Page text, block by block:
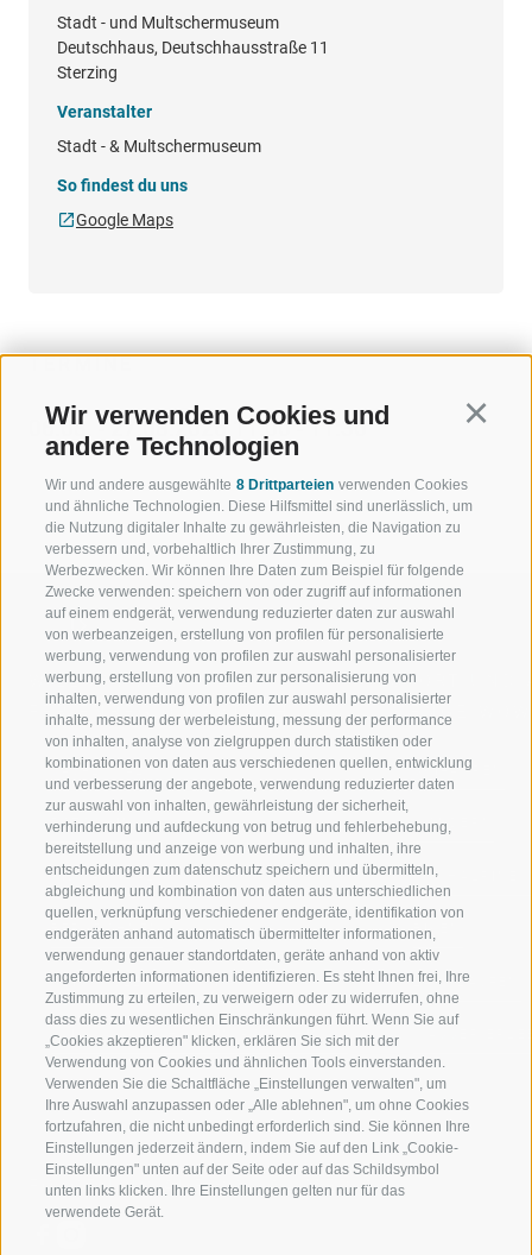
Wir verwenden Cookies und
andere Technologien
Wir und andere ausgewählte 8 Drittparteien verwenden Cookies
und ähnliche Technologien. Diese Hilfsmittel sind unerlässlich, um
die Nutzung digitaler Inhalte zu gewährleisten, die Navigation zu
verbessern und, vorbehaltlich Ihrer Zustimmung, zu
Werbezwecken. Wir können Ihre Daten zum Beispiel für folgende
Zwecke verwenden: speichern von oder zugriff auf informationen
auf einem endgerät, verwendung reduzierter daten zur auswahl
von werbeanzeigen, erstellung von profilen für personalisierte
werbung, verwendung von profilen zur auswahl personalisierter
werbung, erstellung von profilen zur personalisierung von
inhalten, verwendung von profilen zur auswahl personalisierter
inhalte, messung der werbeleistung, messung der performance
von inhalten, analyse von zielgruppen durch statistiken oder
kombinationen von daten aus verschiedenen quellen, entwicklung
und verbesserung der angebote, verwendung reduzierter daten
zur auswahl von inhalten, gewährleistung der sicherheit,
verhinderung und aufdeckung von betrug und fehlerbehebung,
bereitstellung und anzeige von werbung und inhalten, ihre
entscheidungen zum datenschutz speichern und übermitteln,
abgleichung und kombination von daten aus unterschiedlichen
quellen, verknüpfung verschiedener endgeräte, identifikation von
endgeräten anhand automatisch übermittelter informationen,
verwendung genauer standortdaten, geräte anhand von aktiv
angeforderten informationen identifizieren. Es steht Ihnen frei, Ihre
Zustimmung zu erteilen, zu verweigern oder zu widerrufen, ohne
dass dies zu wesentlichen Einschränkungen führt. Wenn Sie auf
„Cookies akzeptieren" klicken, erklären Sie sich mit der
Verwendung von Cookies und ähnlichen Tools einverstanden.
Verwenden Sie die Schaltfläche „Einstellungen verwalten", um
Ihre Auswahl anzupassen oder „Alle ablehnen", um ohne Cookies
fortzufahren, die nicht unbedingt erforderlich sind. Sie können Ihre
Einstellungen jederzeit ändern, indem Sie auf den Link „Cookie-
Einstellungen" unten auf der Seite oder auf das Schildsymbol
unten links klicken. Ihre Einstellungen gelten nur für das
verwendete Gerät.
Stadt - und Multschermuseum
Deutschhaus, Deutschhausstraße 11
Sterzing
Veranstalter
Stadt - & Multschermuseum
So findest du uns
Google Maps
06.08. - 27.08.2026 11:00 - 11:30
WILLKOMMEN IN DER
FERIENREGION RATSCHINGS
JAUFENTAL
RATSCHINGS
RIDNAUNTAL
BERGBAHNEN
SKISCHULE RATSCHINGS
LUISL'S SKISCHULE IN RATSCHINGS
SPORT UND
MENGE
SKIFAHREN
WANDERN
HOCHALPINE
BIKEN
LANGLAUFEN
FOLGE UNS AUF SOCIAL MEDIA